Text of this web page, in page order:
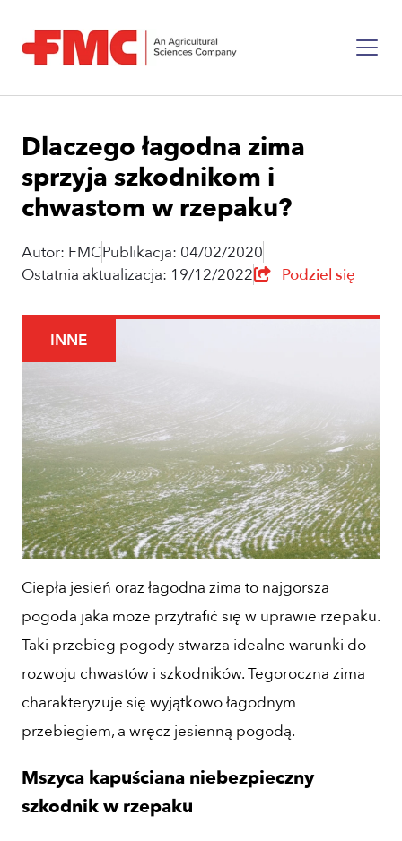
Dlaczego łagodna zima
sprzyja szkodnikom i
chwastom w rzepaku?
Autor: FMCPublikacja: 04/02/2020
Ostatnia aktualizacja: 19/12/2022
Podziel się
INNE
Ciepła jesień oraz łagodna zima to najgorsza
pogoda jaka może przytrafić się w uprawie rzepaku.
Taki przebieg pogody stwarza idealne warunki do
rozwoju chwastów i szkodników. Tegoroczna zima
charakteryzuje się wyjątkowo łagodnym
przebiegiem, a wręcz jesienną pogodą.
Mszyca kapuściana niebezpieczny
szkodnik w rzepaku